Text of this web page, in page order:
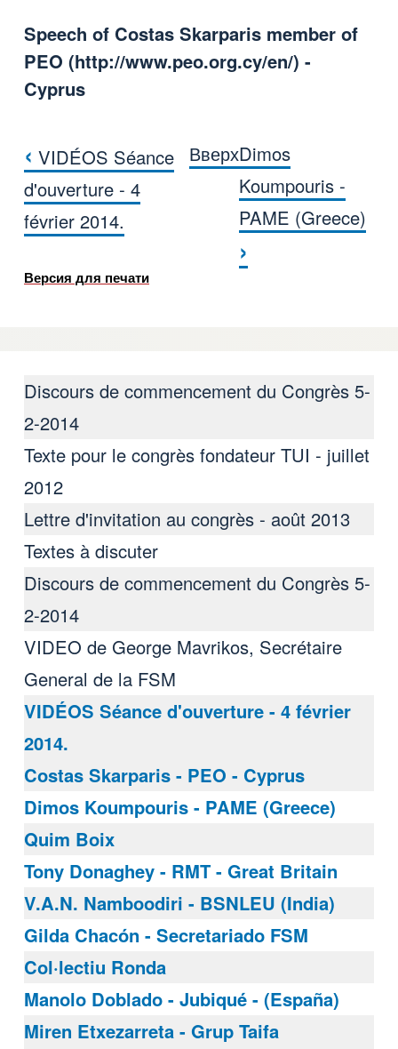
Speech of Costas Skarparis member of
PEO (http://www.peo.org.cy/en/) -
Cyprus
Перекрёстные ссылки книги для
‹ VIDÉOS Séance
d'ouverture - 4
février 2014.
ВверхDimos
Koumpouris -
PAME (Greece)
›
Версия для печати
Discours de commencement du Congrès 5-
2-2014
Texte pour le congrès fondateur TUI - juillet
2012
Lettre d'invitation au congrès - août 2013
Textes à discuter
Discours de commencement du Congrès 5-
2-2014
VIDEO de George Mavrikos, Secrétaire
General de la FSM
VIDÉOS Séance d'ouverture - 4 février
2014.
Costas Skarparis - PEO - Cyprus
Dimos Koumpouris - PAME (Greece)
Quim Boix
Tony Donaghey - RMT - Great Britain
V.A.N. Namboodiri - BSNLEU (India)
Gilda Chacón - Secretariado FSM
Col·lectiu Ronda
Manolo Doblado - Jubiqué - (España)
Miren Etxezarreta - Grup Taifa